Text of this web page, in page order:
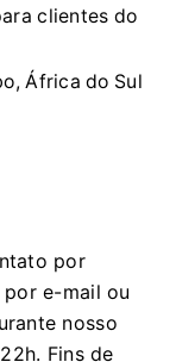
clientes do
África do Sul
por
e-mail ou
nosso
Fins de